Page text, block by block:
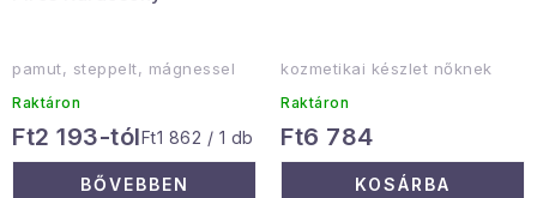
pamut, steppelt, mágnessel
Raktáron
Ft2 193-tólEgységár:
Ft1 862 / 1 db
BŐVEBBEN
kozmetikai készlet nőknek
Raktáron
Ft6 784
KOSÁRBA